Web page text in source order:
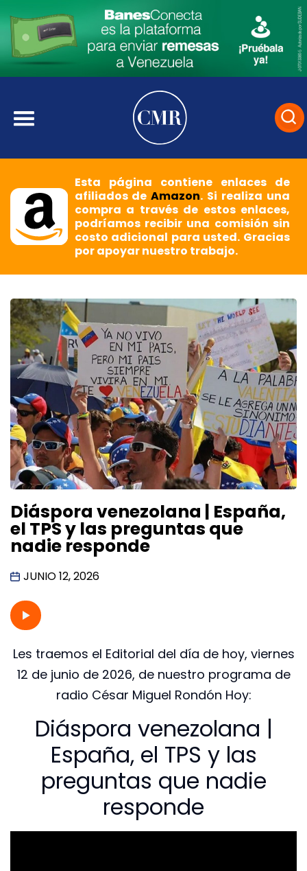
Esta página contiene enlaces de
afiliados deAmazon. Si realiza una
compra a través de estos enlaces,
podríamos recibir una comisión sin
costo adicional para usted. Gracias
por apoyar nuestro trabajo.
Diáspora venezolana | España,
el TPS y las preguntas que
nadie responde
JUNIO 12, 2026
Les traemos el Editorial del día de hoy, viernes
12 de junio de 2026, de nuestro programa de
radio César Miguel Rondón Hoy:
Diáspora venezolana |
España, el TPS y las
preguntas que nadie
responde